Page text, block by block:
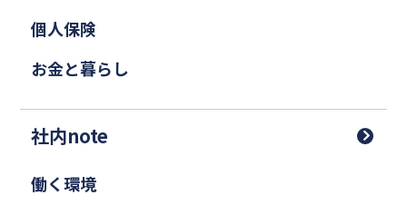
個人保険
お金と暮らし
社内note
働く環境